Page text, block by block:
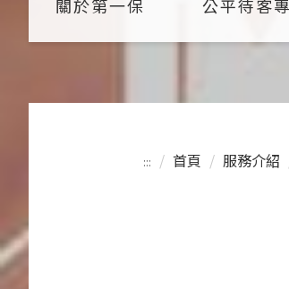
關於第一保 公平待客
::: 首頁 服務介紹